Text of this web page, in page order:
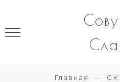
Главная